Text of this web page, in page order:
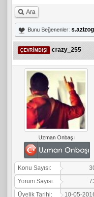
Ara
Bunu Beğenenler:
ÇEVRIMDIŞI crazy_255
Uzman Onbaşı
Konu Sayısı:
Yorum Sayısı:
Üyelik Tarihi:
10-05-